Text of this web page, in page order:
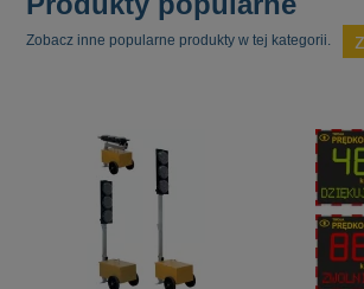
Zobacz inne popularne produkty w tej kategorii.